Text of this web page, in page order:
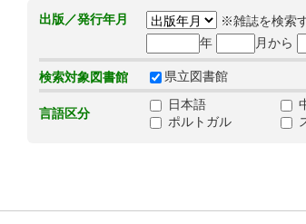
出版／発行年月
※雑誌を検索
年
月から
検索対象図書館 県立図書館
言語区分
日本語
ポルトガル